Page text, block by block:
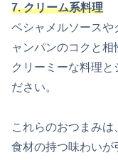
7. クリーム系料理
ベシャメルソースや
ャンパンのコクと相
クリーミーな料理と
ださい。
これらのおつまみは
食材の持つ味わいが